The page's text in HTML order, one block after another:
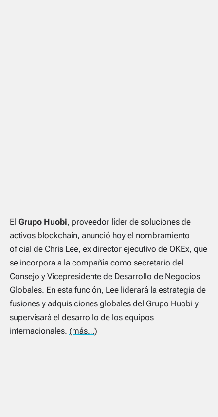
El Grupo Huobi, proveedor líder de soluciones de
activos blockchain, anunció hoy el nombramiento
oficial de Chris Lee, ex director ejecutivo de OKEx, que
se incorpora a la compañía como secretario del
Consejo y Vicepresidente de Desarrollo de Negocios
Globales. En esta función, Lee liderará la estrategia de
fusiones y adquisiciones globales del Grupo Huobi y
supervisará el desarrollo de los equipos
internacionales. (más…)